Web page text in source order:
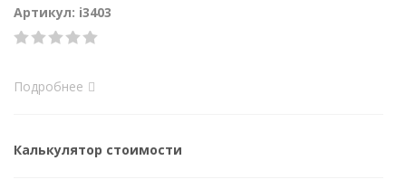
Артикул: i3403
Подробнее
Калькулятор стоимости